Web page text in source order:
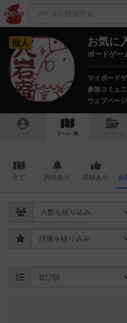
仙人 お気に
ボードゲー
マイボード
参加コミュ
ウェブページ
トップ ゲーム一覧 マイリスト
全て 興味あり 経験あり お